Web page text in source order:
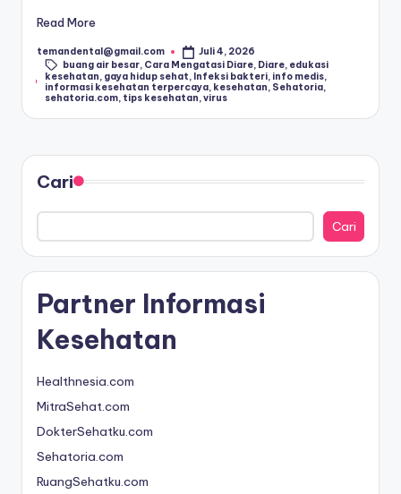
t
&
In
f
o
M
e
di
In
d
o
n
Read More
Posted
by
temandental@gmail.com
Juli 4, 2026
Tags:
buang air besar, Cara Mengatasi Diare, Diare, edukasi
kesehatan, gaya hidup sehat, Infeksi bakteri, info medis,
informasi kesehatan terpercaya, kesehatan, Sehatoria,
sehatoria.com, tips kesehatan,virus
Cari
Cari
Partner Informasi
Kesehatan
Healthnesia.com
MitraSehat.com
DokterSehatku.com
Sehatoria.com
RuangSehatku.com